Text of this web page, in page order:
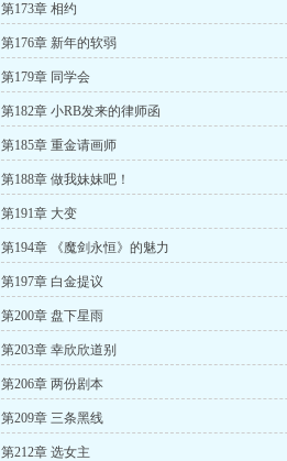
第173章 相约
第176章 新年的软弱
第179章 同学会
第182章 小RB发来的律师函
第185章 重金请画师
第188章 做我妹妹吧！
第191章 大变
第194章 《魔剑永恒》的魅力
第197章 白金提议
第200章 盘下星雨
第203章 幸欣欣道别
第206章 两份剧本
第209章 三条黑线
第212章 选女主